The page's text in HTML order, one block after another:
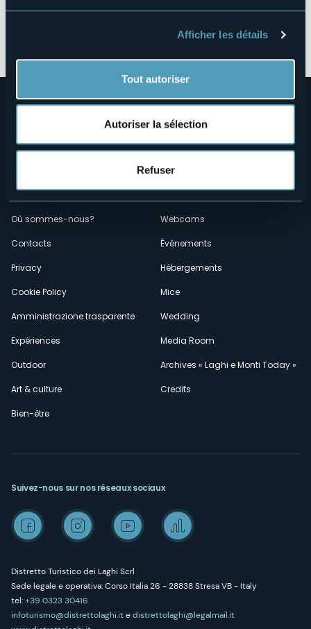
Afficher les détails
Tout autoriser
Autoriser la sélection
Refuser
Menù
secondario
Qui sommes-nous?
Où sommes-nous?
Contacts
Privacy
Cookie Policy
Amministrazione trasparente
Expériences
Outdoor
Art & culture
Bien-être
Vins & gastronomie
Webcams
Événements
Hébergements
Mice
Wedding
Media Room
Archives « Laghi e Monti Today »
Credits
Distretto Turistico dei Laghi Scrl
Sede legale e operativa: Corso Italia 26 - 28838 Stresa VB - Italy
tel:+39 0323 30416
infoturismo@distrettolaghi.itedistrettolaghi@legalmail.it
Suivez-nous sur nos réseaux sociaux